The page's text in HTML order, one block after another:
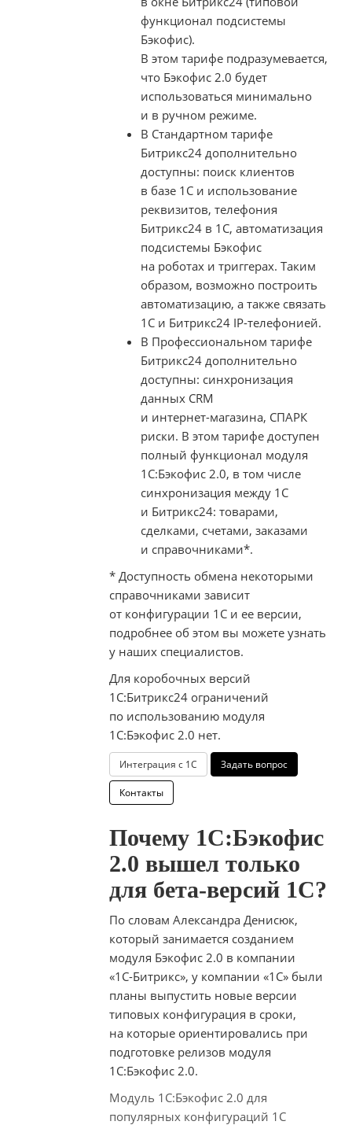
функционал подсистемы
Бэкофис).
В этом тарифе подразумевается,
что Бэкофис 2.0 будет
использоваться минимально
и в ручном режиме.
В Стандартном тарифе
Битрикс24 дополнительно
доступны: поиск клиентов
в базе 1С и использование
реквизитов, телефония
Битрикс24 в 1С, автоматизация
подсистемы Бэкофис
на роботах и триггерах. Таким
образом, возможно построить
автоматизацию, а также связать
1С и Битрикс24 IP-телефонией.
В Профессиональном тарифе
Битрикс24 дополнительно
доступны: синхронизация
данных CRM
и интернет-магазина, СПАРК
риски. В этом тарифе доступен
полный функционал модуля
1С:Бэкофис 2.0, в том числе
синхронизация между 1С
и Битрикс24: товарами,
сделками, счетами, заказами
и справочниками*.
* Доступность обмена некоторыми
справочниками зависит
от конфигурации 1С и ее версии,
подробнее об этом вы можете узнать
у наших специалистов.
Для коробочных версий
1С:Битрикс24 ограничений
по использованию модуля
1С:Бэкофис 2.0 нет.
Интеграция с 1С Задать вопрос
Контакты
Почему 1С:Бэкофис
2.0 вышел только
для бета-версий 1С?
По словам Александра Денисюк,
который занимается созданием
модуля Бэкофис 2.0 в компании
«1С-Битрикс», у компании «1С» были
планы выпустить новые версии
типовых конфигурация в сроки,
на которые ориентировались при
подготовке релизов модуля
1С:Бэкофис 2.0.
Модуль 1С:Бэкофис 2.0 для
популярных конфигураций 1С